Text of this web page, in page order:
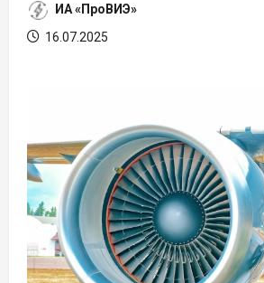
ИА «ПроВИЭ»
16.07.2025